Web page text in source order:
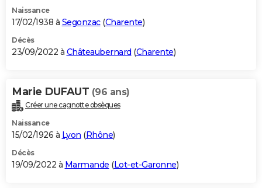
Naissance
17/02/1938 à Segonzac(Charente)
Décès
23/09/2022 à Châteaubernard (Charente)
Marie DUFAUT (96 ans)
Créer une cagnotte obsèques
Naissance
15/02/1926 à Lyon (Rhône)
Décès
19/09/2022 à Marmande (Lot-et-Garonne)